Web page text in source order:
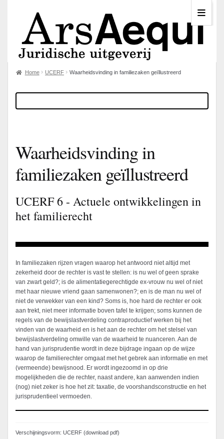
Home UCERF Waarheidsvinding in familiezaken geïllustreerd
Waarheidsvinding in
familiezaken geïllustreerd
UCERF 6 - Actuele ontwikkelingen in
het familierecht
In familiezaken rijzen vragen waarop het antwoord niet altijd met
zekerheid door de rechter is vast te stellen: is nu wel of geen sprake
van zwart geld?; is de alimentatiegerechtigde ex-vrouw nu wel of niet
met haar nieuwe vriend gaan samenwonen?; en is de man nu wel of
niet de verwekker van een kind? Soms is, hoe hard de rechter er ook
aan trekt, niet meer informatie boven tafel te krijgen; soms kunnen de
regels van de bewijslastverdeling contraproductief werken bij het
vinden van de waarheid en is het aan de rechter om het stelsel van
bewijslastverdeling omwille van de waarheid te nuanceren. Aan de
hand van jurisprudentie wordt in deze bijdrage ingaan op de wijze
waarop de familierechter omgaat met het gebrek aan informatie en met
(vermeende) bewijsnood. Er wordt ingezoomd in op drie
mogelijkheden die de rechter, naast andere, kan aanwenden indien
(nog) niet zeker is hoe het zit: taxatie, de voorshandsconstructie en het
jurisprudentieel vermoeden.
Verschijningsvorm: UCERF (download pdf)